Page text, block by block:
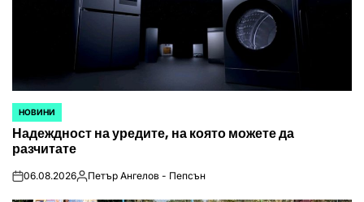
POSTED
IN
НОВИНИ
Надеждност на уредите, на която можете да
разчитате
on06.08.2026PostedПетър Ангелов - Пепсън